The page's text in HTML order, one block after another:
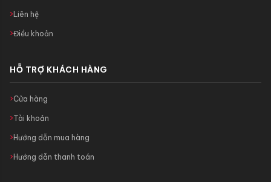
Liên hệ
Điều khoản
HỖ TRỢ KHÁCH HÀNG
Cửa hàng
Tài khoản
Hướng dẫn mua hàng
Hướng dẫn thanh toán